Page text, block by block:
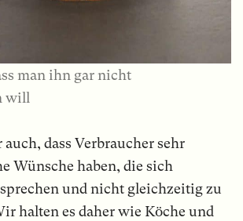
man ihn gar nicht
will
dass Verbraucher sehr
Wünsche haben, die sich
und nicht gleichzeitig zu
halten es daher wie Köche und